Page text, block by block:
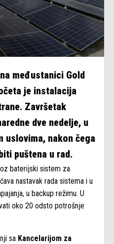
međustanici Gold
je instalacija
Završetak
dve nedelje, u
uslovima, nakon čega
puštena u rad.
baterijski sistem za
nastavak rada sistema i u
u backup režimu. U
oko 20 odsto potrošnje
sa Kancelarijom za